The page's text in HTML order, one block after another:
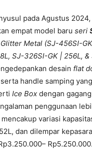
pada Agustus
empat model baru seri
Metal (SJ-456SI-
SJ-326SI-GK | 256L,
desain flat
handle samping
Ice Box dengan
penggunaan
variasi
dan dilempar
Rp5.250.000.